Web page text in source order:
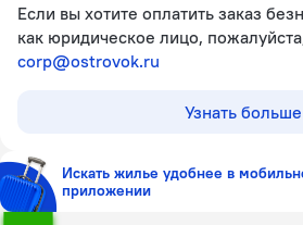
Если вы хотите оплатить заказ
как юридическое лицо,
corp@ostrovok.ru
Узнать больше
Искать жилье удобнее в
приложении